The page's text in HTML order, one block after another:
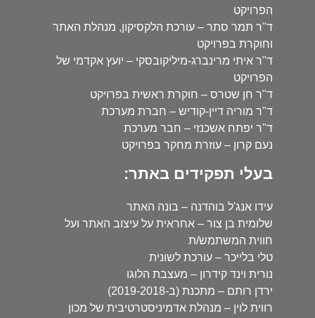
הפרויקט
ד"ר תמר סתר – עורכת הלקסיקון, מנהלת האתר
וחוקרת בפרויקט
ד"ר איתי מרינברג-מיליקובסקי – יועץ אקדמי של
הפרויקט
ד"ר חן שטרס – חוקרת ראשית בפרויקט
ד"ר מוריה דיין-קודיש – חברת מערכת
ד"ר יפתח אשכנזי – חבר מערכת
נעם קרון – עוזרת מחקר בפרויקט
בעלי תפקידים באתר:
עידו אנג'ל בוהדנה – בונה האתר
שלומית בן צור – אחראית על עיצוב האתר ועל
חווית המשתמש/ת
טלי בלייכר – עורכת לשונית
נורית וינד קידרון – מעצבת הלוגו
ירדן רותם – מתכנת (ב-2019-2018)
רווית לוין – מנהלת אדמיניסטרטיבית של מכון